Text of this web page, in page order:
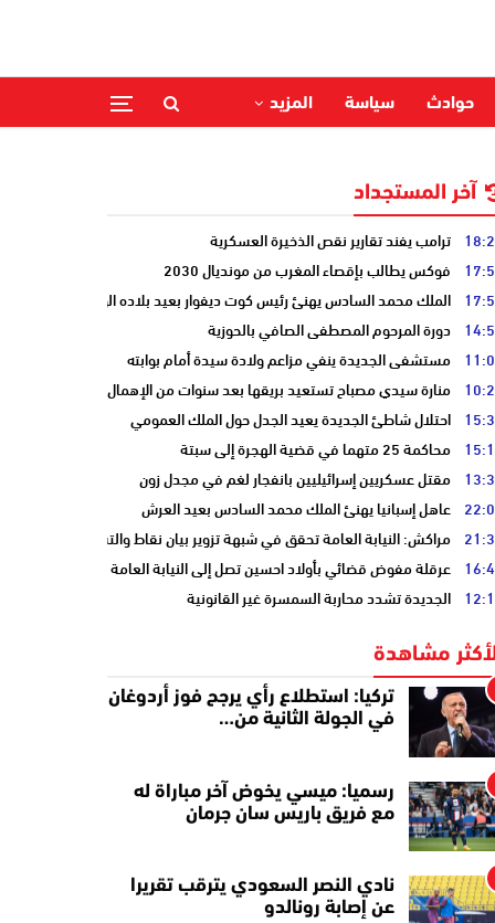
حوادث سياسة المزيد
آخر المستجداد
ترامب يفند تقارير نقص الذخيرة العسكرية
فوكس يطالب بإقصاء المغرب من مونديال 2030
الملك محمد السادس يهنئ رئيس كوت ديفوار بعيد بلاده الوطني
دورة المرحوم المصطفى الصافي بالحوزية
مستشفى الجديدة ينفي مزاعم ولادة سيدة أمام بوابته
منارة سيدي مصباح تستعيد بريقها بعد سنوات من الإهمال
احتلال شاطئ الجديدة يعيد الجدل حول الملك العمومي
محاكمة 25 متهما في قضية الهجرة إلى سبتة
مقتل عسكريين إسرائيليين بانفجار لغم في مجدل زون
عاهل إسبانيا يهنئ الملك محمد السادس بعيد العرش
مراكش: النيابة العامة تحقق في شبهة تزوير بيان نقاط والتشهير بطالب
عرقلة مفوض قضائي بأولاد احسين تصل إلى النيابة العامة
الجديدة تشدد محاربة السمسرة غير القانونية
مشاهدة
تركيا: استطلاع رأي يرجح فوز أردوغان
في الجولة الثانية من…
رسميا: ميسي يخوض آخر مباراة له
مع فريق باريس سان جرمان
نادي النصر السعودي يترقب تقريرا
عن إصابة رونالدو